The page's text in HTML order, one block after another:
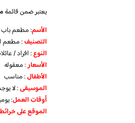
يعتبر ضمن قائمة
الأسم: مطعم باب
التصنيف: مطعم
النوع: افراد /
الأسعار: معقوله
الأطفال: مناسب
الموسيقى: لا
أوقات العمل: يوميا
الموقععلى